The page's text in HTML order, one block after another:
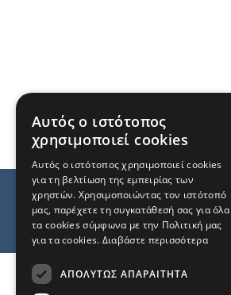
Αυτός ο ιστότοπος
χρησιμοποιεί cookies
Αυτός ο ιστότοπος χρησιμοποιεί cookies
για τη βελτίωση της εμπειρίας των
χρηστών. Χρησιμοποιώντας τον ιστότοπό
μας, παρέχετε τη συγκατάθεσή σας για όλα
τα cookies σύμφωνα με την Πολιτική μας
για τα cookies. Διαβάστε περισσότερα
ΑΠΟΛΎΤΩΣ ΑΠΑΡΑΊΤΗΤΑ